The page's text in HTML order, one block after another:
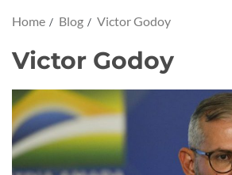
Home Blog Victor Godoy
Victor Godoy